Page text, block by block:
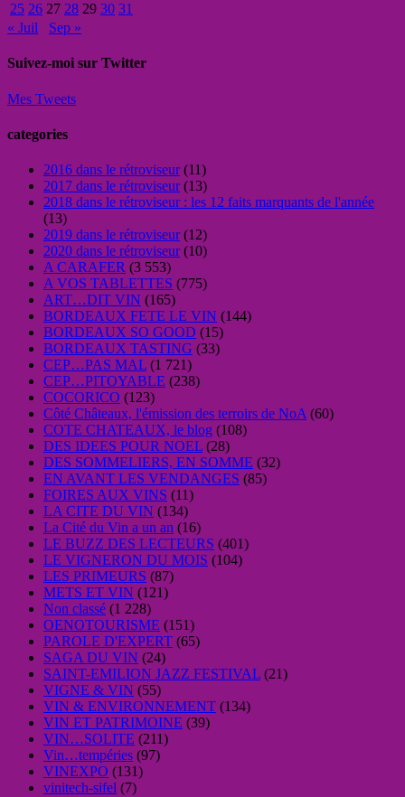
25 26 27 28 29 30 31
« Juil
Sep »
Suivez-moi sur Twitter
Mes Tweets
categories
2016 dans le rétroviseur(11)
2017 dans le rétroviseur(13)
2018 dans le rétroviseur : les 12 faits marquants de l'année
(13)
2019 dans le rétroviseur(12)
2020 dans le rétroviseur(10)
A CARAFER (3 553)
A VOS TABLETTES (775)
ART…DIT VIN (165)
BORDEAUX FETE LE VIN (144)
BORDEAUX SO GOOD (15)
BORDEAUX TASTING (33)
CEP…PAS MAL (1 721)
CEP…PITOYABLE (238)
COCORICO (123)
Côté Châteaux, l'émission des terroirs de NoA (60)
COTE CHATEAUX, le blog (108)
DES IDEES POUR NOEL (28)
DES SOMMELIERS, EN SOMME (32)
EN AVANT LES VENDANGES (85)
FOIRES AUX VINS (11)
LA CITE DU VIN (134)
La Cité du Vin a un an (16)
LE BUZZ DES LECTEURS (401)
LE VIGNERON DU MOIS (104)
LES PRIMEURS (87)
METS ET VIN (121)
Non classé (1 228)
OENOTOURISME (151)
PAROLE D'EXPERT (65)
SAGA DU VIN (24)
SAINT-EMILION JAZZ FESTIVAL (21)
VIGNE & VIN (55)
VIN & ENVIRONNEMENT (134)
VIN ET PATRIMOINE (39)
VIN…SOLITE (211)
Vin…tempéries (97)
VINEXPO (131)
vinitech-sifel (7)